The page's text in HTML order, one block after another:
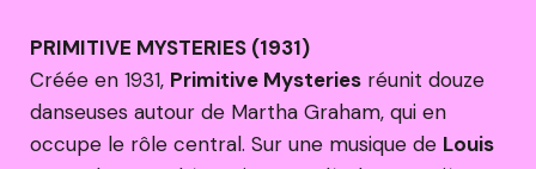
PRIMITIVE MYSTERIES (1931)
Créée en 1931, Primitive Mysteries réunit douze
danseuses autour de Martha Graham, qui en
occupe le rôle central. Sur une musique de Louis